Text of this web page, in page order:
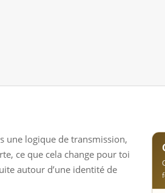
une logique de transmission,
ce que cela change pour toi
autour d’une identité de